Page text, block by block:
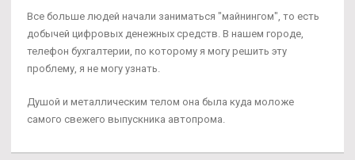
Все больше людей начали заниматься "майнингом", то есть
добычей цифровых денежных средств. В нашем городе,
телефон бухгалтерии, по которому я могу решить эту
проблему, я не могу узнать.
Душой и металлическим телом она была куда моложе
самого свежего выпускника автопрома.